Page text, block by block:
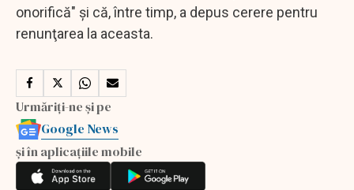
onorifică" şi că, între timp, a depus cerere pentru
renunţarea la aceasta.
Urmăriți-ne și pe
Google News
și în aplicațiile mobile